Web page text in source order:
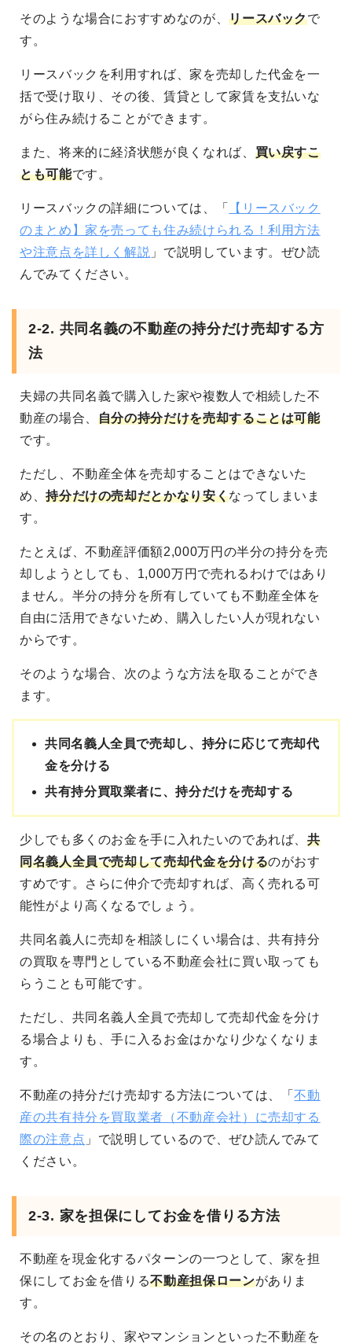
そのような場合におすすめなのが、リースバックで
す。
リースバックを利用すれば、家を売却した代金を一
括で受け取り、その後、賃貸として家賃を支払いな
がら住み続けることができます。
また、将来的に経済状態が良くなれば、 買い戻すこ
とも可能です。
リースバックの詳細については、「
【リースバック
のまとめ】家を売っても住み続けられる！利用方法
や注意点を詳しく解説 」で説明しています。ぜひ読
んでみてください。
2-2. 共同名義の不動産の持分だけ売却する方
法
夫婦の共同名義で購入した家や複数人で相続した不
動産の場合、 自分の持分だけを売却することは可能
です。
ただし、不動産全体を売却することはできないた
め、持分だけの売却だとかなり安くなってしまいま
す。
たとえば、不動産評価額2,000万円の半分の持分を売
却しようとしても、1,000万円で売れるわけではあり
ません。半分の持分を所有していても不動産全体を
自由に活用できないため、購入したい人が現れない
からです。
そのような場合、次のような方法を取ることができ
ます。
共同名義人全員で売却し、持分に応じて売却代
金を分ける
共有持分買取業者に、持分だけを売却する
少しでも多くのお金を手に入れたいのであれば、共
同名義人全員で売却して売却代金を分けるのがおす
すめです。さらに仲介で売却すれば、高く売れる可
能性がより高くなるでしょう。
共同名義人に売却を相談しにくい場合は、共有持分
の買取を専門としている不動産会社に買い取っても
らうことも可能です。
ただし、共同名義人全員で売却して売却代金を分け
る場合よりも、手に入るお金はかなり少なくなりま
す。
不動産の持分だけ売却する方法については、「不動
産の共有持分を買取業者（不動産会社）に売却する
際の注意点 」で説明しているので、ぜひ読んでみて
ください。
2-3. 家を担保にしてお金を借りる方法
不動産を現金化するパターンの一つとして、家を担
保にしてお金を借りる不動産担保ローンがありま
す。
その名のとおり、家やマンションといった不動産を